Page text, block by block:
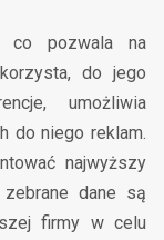
co pozwala na
do jego
umożliwia
do niego reklam.
najwyższy
dane są
firmy w celu